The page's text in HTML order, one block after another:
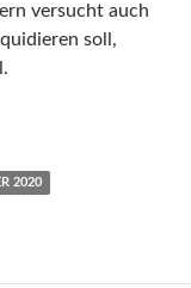
versucht auch
soll,
Luis Sepúlveda
2020